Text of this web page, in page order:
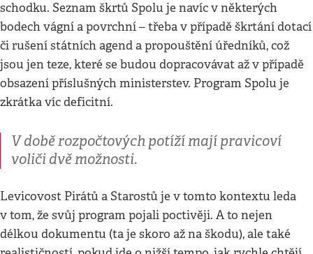
schodku. Seznam škrtů Spolu je navíc v některých
bodech vágní a povrchní – třeba v případě škrtání dotací
či rušení státních agend a propouštění úředníků, což
jsou jen teze, které se budou dopracovávat až v případě
obsazení příslušných ministerstev. Program Spolu je
zkrátka víc deficitní.
V době rozpočtových potíží mají pravicoví
voliči dvě možnosti.
Levicovost Pirátů a Starostů je v tomto kontextu leda
v tom, že svůj program pojali poctivěji. A to nejen
délkou dokumentu (ta je skoro až na škodu), ale také